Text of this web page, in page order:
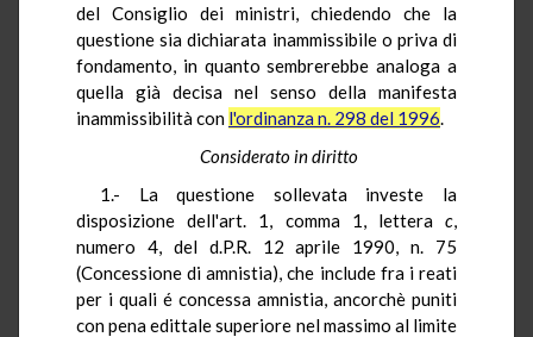
del Consiglio dei ministri, chiedendo che la
questione sia dichiarata inammissibile o priva di
fondamento, in quanto sembrerebbe analoga a
quella già decisa nel senso della manifesta
inammissibilità con l'ordinanza n. 298 del 1996.
Considerato in diritto
1.- La questione sollevata investe la
disposizione dell'art. 1, comma 1, lettera c,
numero 4, del d.P.R. 12 aprile 1990, n. 75
(Concessione di amnistia), che include fra i reati
per i quali é concessa amnistia, ancorchè puniti
con pena edittale superiore nel massimo al limite